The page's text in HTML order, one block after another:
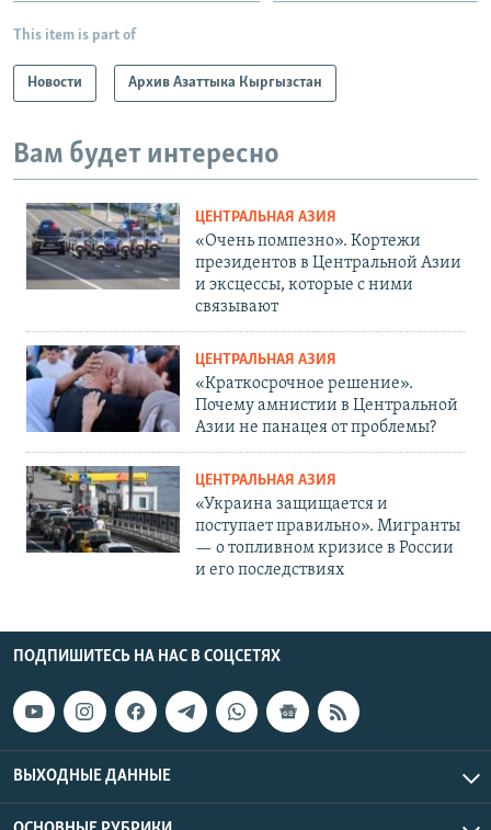
This item is part of
Новости Архив Азаттыка Кыргызстан
Вам будет интересно
ЦЕНТРАЛЬНАЯ АЗИЯ
«Очень помпезно». Кортежи
президентов в Центральной Азии
и эксцессы, которые с ними
связывают
ЦЕНТРАЛЬНАЯ АЗИЯ
«Краткосрочное решение».
Почему амнистии в Центральной
Азии не панацея от проблемы?
ЦЕНТРАЛЬНАЯ АЗИЯ
«Украина защищается и
поступает правильно». Мигранты
— о топливном кризисе в России
и его последствиях
ПОДПИШИТЕСЬ НА НАС В СОЦСЕТЯХ
ВЫХОДНЫЕ ДАННЫЕ